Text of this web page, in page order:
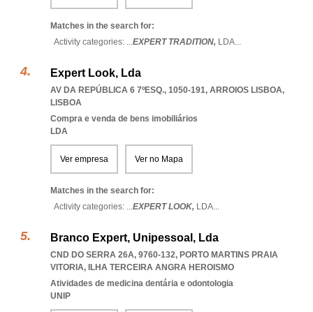
Matches in the search for:
Activity categories: ...EXPERT TRADITION, LDA...
Expert Look, Lda
AV DA REPÚBLICA 6 7ºESQ., 1050-191, ARROIOS LISBOA,
LISBOA
Compra e venda de bens imobiliários
LDA
Ver empresa Ver no Mapa
Matches in the search for:
Activity categories: ...EXPERT LOOK, LDA...
Branco Expert, Unipessoal, Lda
CND DO SERRA 26A, 9760-132, PORTO MARTINS PRAIA
VITORIA, ILHA TERCEIRA ANGRA HEROISMO
Atividades de medicina dentária e odontologia
UNIP